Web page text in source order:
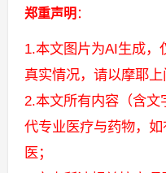
郑重声明 ：
1.本文图片为AI生成，
真实情况，请以摩耶上
2.本文所有内容（含
代专业医疗与药物，
医；